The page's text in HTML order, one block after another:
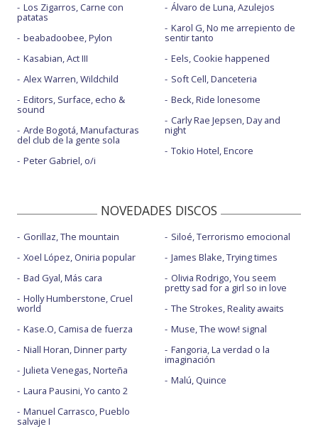
Los Zigarros, Carne con
patatas
beabadoobee, Pylon
Kasabian, Act III
Alex Warren, Wildchild
Editors, Surface, echo &
sound
Arde Bogotá, Manufacturas
del club de la gente sola
Peter Gabriel, o/i
Álvaro de Luna, Azulejos
Karol G, No me arrepiento de
sentir tanto
Eels, Cookie happened
Soft Cell, Danceteria
Beck, Ride lonesome
Carly Rae Jepsen, Day and
night
Tokio Hotel, Encore
NOVEDADES DISCOS
Gorillaz, The mountain
Xoel López, Oniria popular
Bad Gyal, Más cara
Holly Humberstone, Cruel
world
Kase.O, Camisa de fuerza
Niall Horan, Dinner party
Julieta Venegas, Norteña
Laura Pausini, Yo canto 2
Manuel Carrasco, Pueblo
salvaje I
Siloé, Terrorismo emocional
James Blake, Trying times
Olivia Rodrigo, You seem
pretty sad for a girl so in love
The Strokes, Reality awaits
Muse, The wow! signal
Fangoria, La verdad o la
imaginación
Malú, Quince